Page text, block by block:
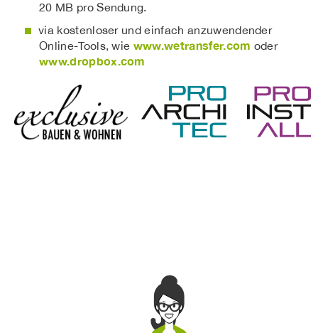
20 MB pro Sendung.
via kostenloser und einfach anzuwendender
Online-Tools, wie www.wetransfer.com oder
www.dropbox.com